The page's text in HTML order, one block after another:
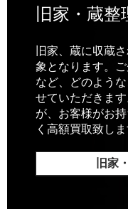
旧家・蔵整
旧家、蔵に収蔵
象となります。
など、どのよう
せていただきま
が、お客様がお
く高額買取致しま
旧家